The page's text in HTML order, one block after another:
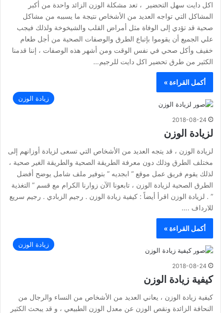
اكل دايت سهل التحضير ، تعد مشكلة الوزن الزائد واحدة من أكبر
المشاكل التي تواجه العديد من الأشخاص نتيجة ما يسببه من مشاكل
صحية قد تؤدي إلى الوفاة مثل أمراض القلب والشيخوخة ولذلك فيجب
علي الجميع أن يقوموا بإتباع الطرق والوصفات الصحية من أجل طعام
خفيف وأكل صحي في نفس الوقت ومن أشهر هذه الوصفات ، إننا قدمنا
الكثير من طرق تحضير اكل دايت للرجيم…
أكمل القراءة »
زيادة الوزن
2018-08-24
لزيادة الوزن
لزيادة الوزن ، قد يتجه العديد من الأشخاص التي تسعى لزيادة أوزانهم إلى
مختلف الطرق وذلك دون معرفة الطريقة الصحية والطريقة الغير صحية ،
لذلك يقوم فريق عمل موقع ” ابجديه ” بتوفير ملف شامل يوضح أفضل
الطرق الصحية لزيادة الوزن ، تابعونا الآن زوارنا الكرام مع قسم ” التغذية
” . لزيادة الوزن اقرأ أيضاً : كيفية زيادة الوزن . رجيم الزبادي . رجيم سريع
للارداف .…
أكمل القراءة »
زيادة الوزن
2018-08-24
كيفية زيادة الوزن
كيفية زيادة الوزن ، يعاني العديد من الأشخاص من النساء والرجال من
النحافة الزائدة ونقص الوزن عن معدل الوزن الطبيعي ، و قد يبحث الكثير